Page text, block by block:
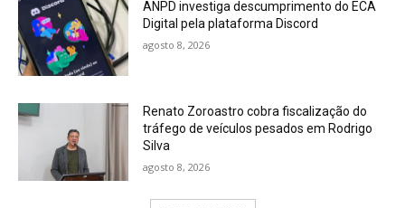
ANPD investiga descumprimento do ECA
Digital pela plataforma Discord
agosto 8, 2026
Renato Zoroastro cobra fiscalização do
tráfego de veículos pesados em Rodrigo
Silva
agosto 8, 2026